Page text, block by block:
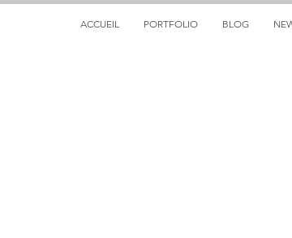
ACCUEIL PORTFOLIO BLOG